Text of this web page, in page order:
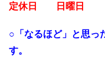
定休日 日曜日
○「なるほど」と思っ
す。